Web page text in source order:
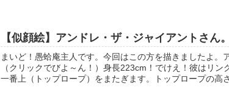
【似顔絵】アンドレ・ザ・ジャイアントさん。
まいど！愚蛤庵主人です。今回はこの方を描きましたよ。
（クリックでびよ～ん！）身長223cm！でけえ！彼はリ
一番上（トップロープ）をまたぎます。トップロープの高